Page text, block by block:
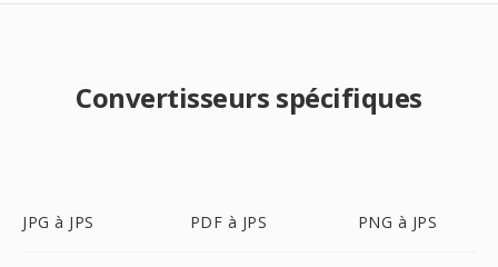
Convertisseurs spécifiques
JPG à JPS PDF à JPS PNG à JPS